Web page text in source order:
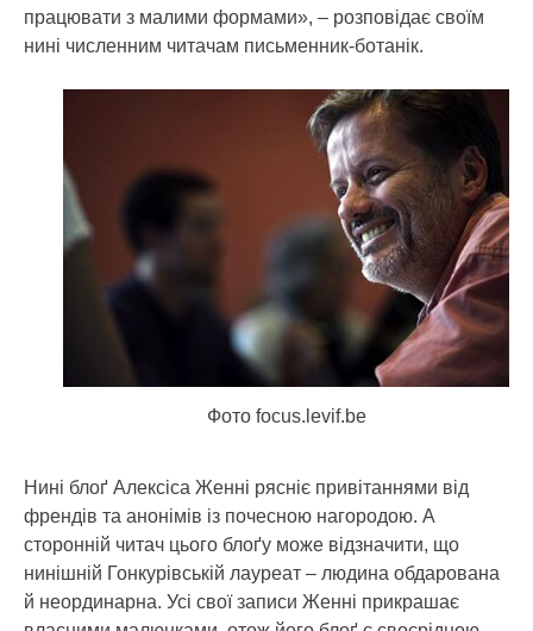
працювати з малими формами», – розповідає своїм
нині численним читачам письменник-ботанік.
Фото focus.levif.be
Нині блоґ Алексіса Женні рясніє привітаннями від
френдів та анонімів із почесною нагородою. А
сторонній читач цього блоґу може відзначити, що
нинішній Гонкурівській лауреат – людина обдарована
й неординарна. Усі свої записи Женні прикрашає